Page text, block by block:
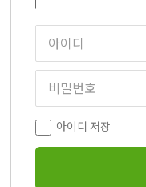
아이디 저장